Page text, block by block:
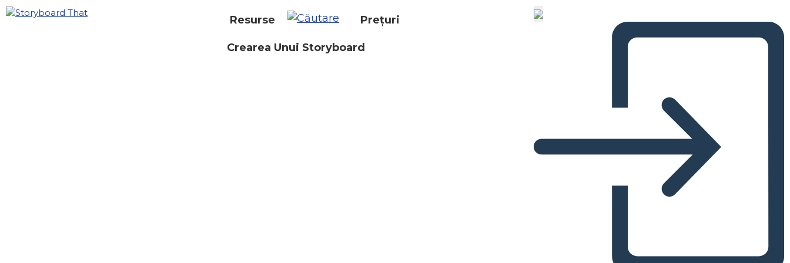
Resurse Prețuri
Crearea Unui Storyboard